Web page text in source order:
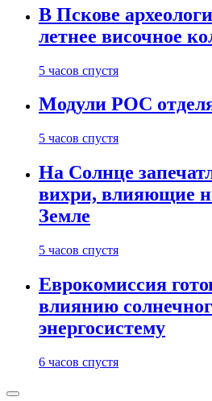
В Пскове
летнее височное
5 часов спустя
Модули РОС
5 часов спустя
На Солнце
вихри, влияющие
Земле
5 часов спустя
Еврокомиссия
влиянию
энергосистему
6 часов спустя